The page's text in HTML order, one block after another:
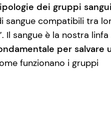
dei gruppi
sangue compatibili tra
Il sangue è la nostra
per salvare
funzionano i gruppi